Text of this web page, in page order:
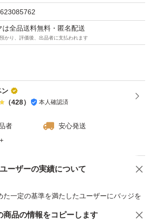
は全品送料無料・匿名配送
かり、評価後、出品者に支払われます
ン
（428） 本人確認済
者
安心発送
ユーザーの実績について
た一定の基準を満たしたユーザーにバッジを
談 商品への質問
商品の情報をコピーします
る人にオススメ